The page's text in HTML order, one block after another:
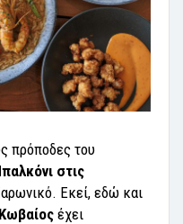
πρόποδες του
στις
Εκεί, εδώ και
έχει